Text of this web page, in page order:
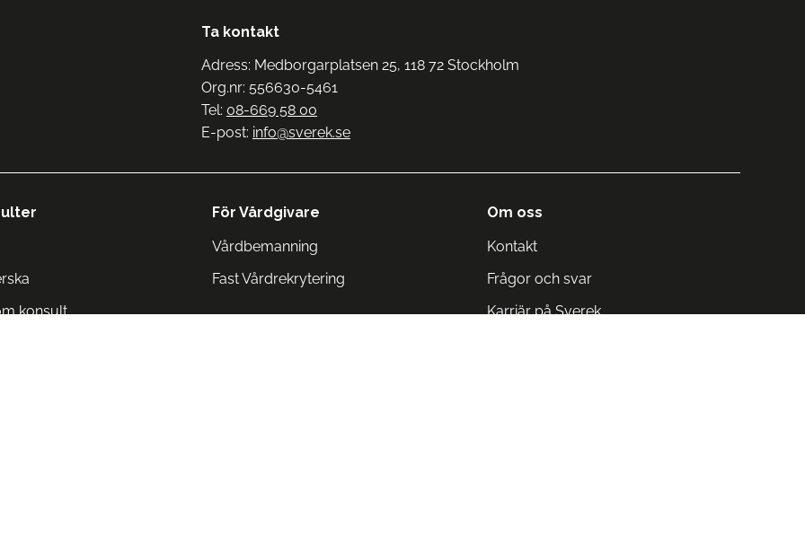
Ta kontakt
Adress: Medborgarplatsen 25, 118 72 Stockholm
Org.nr: 556630-5461
Tel: 08-669 58 00
E-post: info@sverek.se
konsult
För Vårdgivare
Vårdbemanning
Fast Vårdrekrytering
Om oss
Kontakt
Frågor och svar
Karriär på Sverek